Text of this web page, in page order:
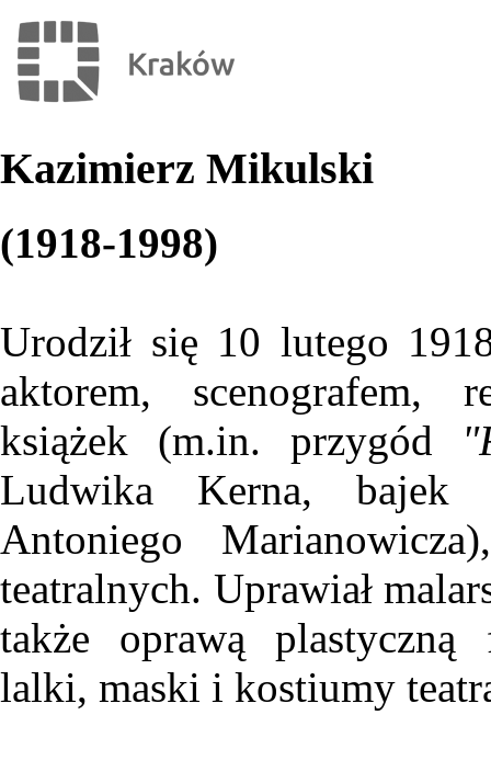
Kazimierz Mikulski
(1918-1998)
Urodził się 10 lutego
aktorem, scenografem,
książek (m.in. przygód
Ludwika Kerna, bajek
Antoniego
teatralnych. Uprawiał
także oprawą plastyczną
lalki, maski i kostiumy